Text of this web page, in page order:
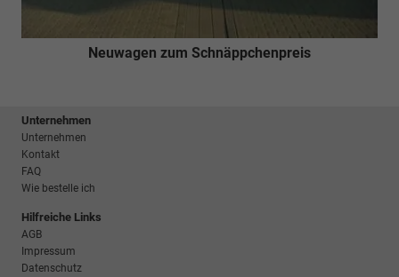
Neuwagen zum Schnäppchenpreis
Unternehmen
Unternehmen
Kontakt
FAQ
Wie bestelle ich
Hilfreiche Links
AGB
Impressum
Datenschutz